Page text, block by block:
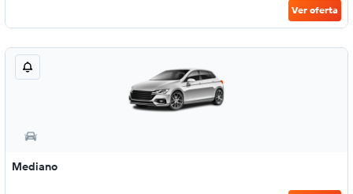
Ver oferta
Mediano